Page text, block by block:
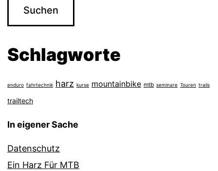
Schlagworte
enduro fahrtechnik harz kurse mountainbike mtb seminare Touren trails
trailtech
In eigener Sache
Datenschutz
Ein Harz Für MTB